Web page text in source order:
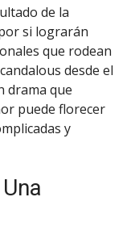
de la
si lograrán
que rodean
desde el
drama que
puede florecer
y